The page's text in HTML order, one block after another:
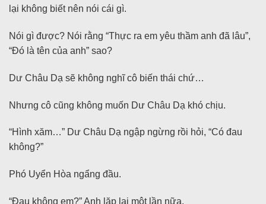
lại không biết nên nói cái gì.
Nói gì được? Nói rằng “Thực ra em yêu thầm anh đã lâu”,
“Đó là tên của anh” sao?
Dư Châu Dạ sẽ không nghĩ cô biến thái chứ…
Nhưng cô cũng không muốn Dư Châu Dạ khó chịu.
“Hình xăm…” Dư Châu Dạ ngập ngừng rồi hỏi, “Có đau
không?”
Phó Uyển Hòa ngẩng đầu.
“Đau không em?” Anh lặp lại một lần nữa.